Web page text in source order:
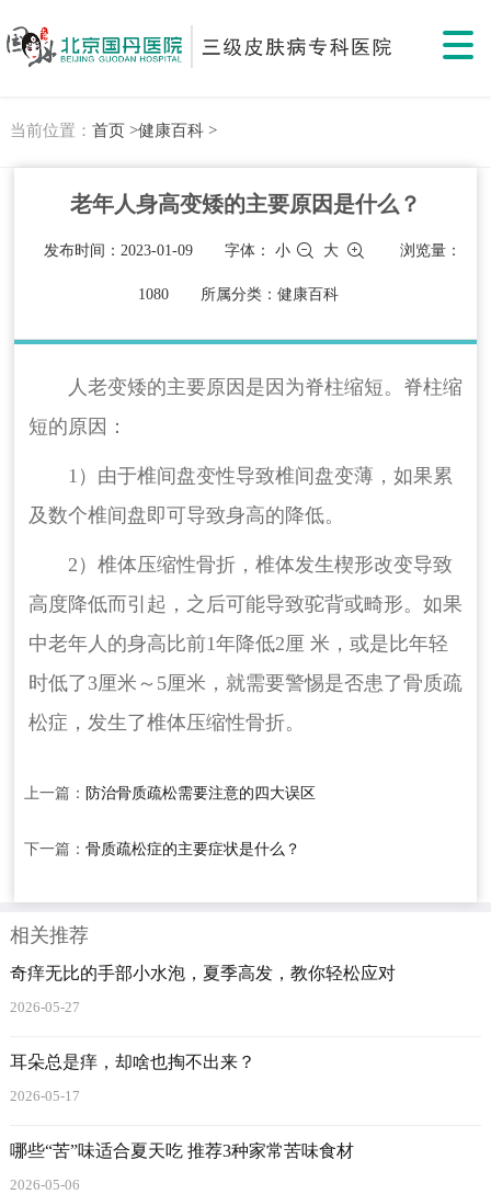
当前位置： 首页 >健康百科 >
老年人身高变矮的主要原因是什么？
发布时间：2023-01-09 字体：小 大 浏览量：
1080 所属分类：健康百科
人老变矮的主要原因是因为脊柱缩短。脊柱缩
短的原因：
1）由于椎间盘变性导致椎间盘变薄，如果累
及数个椎间盘即可导致身高的降低。
2）椎体压缩性骨折，椎体发生楔形改变导致
高度降低而引起，之后可能导致驼背或畸形。如果
中老年人的身高比前1年降低2厘 米，或是比年轻
时低了3厘米～5厘米，就需要警惕是否患了骨质疏
松症，发生了椎体压缩性骨折。
上一篇： 防治骨质疏松需要注意的四大误区
下一篇： 骨质疏松症的主要症状是什么？
相关推荐
奇痒无比的手部小水泡，夏季高发，教你轻松应对
2026-05-27
耳朵总是痒，却啥也掏不出来？
2026-05-17
哪些“苦”味适合夏天吃 推荐3种家常苦味食材
2026-05-06